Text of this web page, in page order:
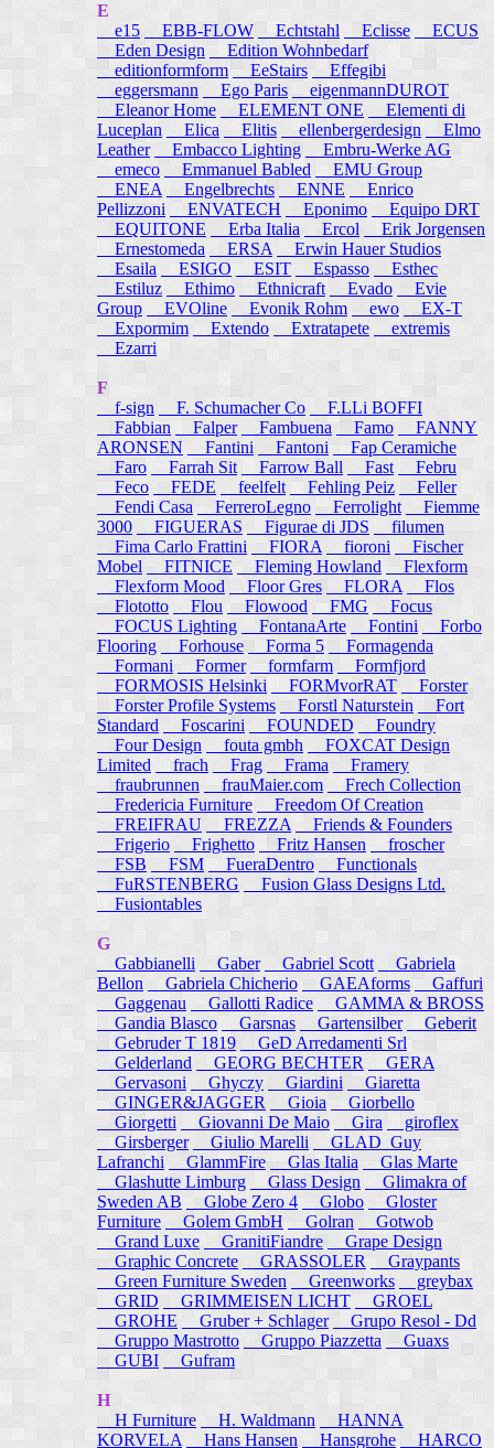
E
e15 EBB-FLOW Echtstahl Eclisse
ECUS
Eden Design
Edition Wohnbedarf
editionformform
EeStairs
Effegibi
eggersmann
Ego Paris
eigenmannDUROT
Eleanor Home
ELEMENT ONE
Elementi di
Luceplan
Elica Elitis ellenbergerdesign
Elmo
Leather
Embacco Lighting
Embru-Werke AG
emeco
Emmanuel Babled
EMU Group
ENEA
Engelbrechts ENNE
Enrico
Pellizzoni ENVATECH Eponimo
Equipo DRT
EQUITONE
Erba Italia Ercol
Erik Jorgensen
Ernestomeda
ERSA
Erwin Hauer Studios
Esaila
ESIGO ESIT Espasso
Esthec
Estiluz
Ethimo Ethnicraft Evado
Evie
Group
EVOline Evonik Rohm ewo
EX-T
Expormim
Extendo Extratapete
extremis
Ezarri
F
f-sign
F. Schumacher Co
F.LLi BOFFI
Fabbian
Falper Fambuena Famo
FANNY
ARONSEN
Fantini Fantoni
Fap Ceramiche
Faro
Farrah Sit Farrow Ball Fast
Febru
Feco
FEDE feelfelt Fehling Peiz
Feller
Fendi Casa
FerreroLegno Ferrolight
Fiemme
3000
FIGUERAS Figurae di JDS
filumen
Fima Carlo Frattini
FIORA fioroni
Fischer
Mobel
FITNICE Fleming Howland
Flexform
Flexform Mood
Floor Gres FLORA
Flos
Flototto
Flou Flowood FMG
Focus
FOCUS Lighting
FontanaArte Fontini
Forbo
Flooring
Forhouse Forma 5
Formagenda
Formani
Former formfarm
Formfjord
FORMOSIS Helsinki
FORMvorRAT
Forster
Forster Profile Systems
Forstl Naturstein
Fort
Standard
Foscarini FOUNDED
Foundry
Four Design
fouta gmbh
FOXCAT Design
Limited
frach Frag Frama
Framery
fraubrunnen
frauMaier.com
Frech Collection
Fredericia Furniture
Freedom Of Creation
FREIFRAU
FREZZA
Friends & Founders
Frigerio
Frighetto Fritz Hansen
froscher
FSB
FSM FueraDentro
Functionals
FuRSTENBERG
Fusion Glass Designs Ltd.
Fusiontables
G
Gabbianelli
Gaber Gabriel Scott
Gabriela
Bellon
Gabriela Chicherio GAEAforms
Gaffuri
Gaggenau
Gallotti Radice
GAMMA & BROSS
Gandia Blasco
Garsnas Gartensilber
Geberit
Gebruder T 1819
GeD Arredamenti Srl
Gelderland
GEORG BECHTER
GERA
Gervasoni
Ghyczy Giardini
Giaretta
GINGER&JAGGER
Gioia
Giorbello
Giorgetti
Giovanni De Maio Gira
giroflex
Girsberger
Giulio Marelli
GLAD_Guy
Lafranchi
GlammFire Glas Italia
Glas Marte
Glashutte Limburg
Glass Design
Glimakra of
Sweden AB
Globe Zero 4 Globo
Gloster
Furniture
Golem GmbH Golran
Gotwob
Grand Luxe
GranitiFiandre
Grape Design
Graphic Concrete
GRASSOLER
Graypants
Green Furniture Sweden
Greenworks
greybax
GRID
GRIMMEISEN LICHT
GROEL
GROHE
Gruber + Schlager
Grupo Resol - Dd
Gruppo Mastrotto
Gruppo Piazzetta
Guaxs
GUBI
Gufram
H
H Furniture
H. Waldmann
HANNA
KORVELA
Hans Hansen Hansgrohe HARCO